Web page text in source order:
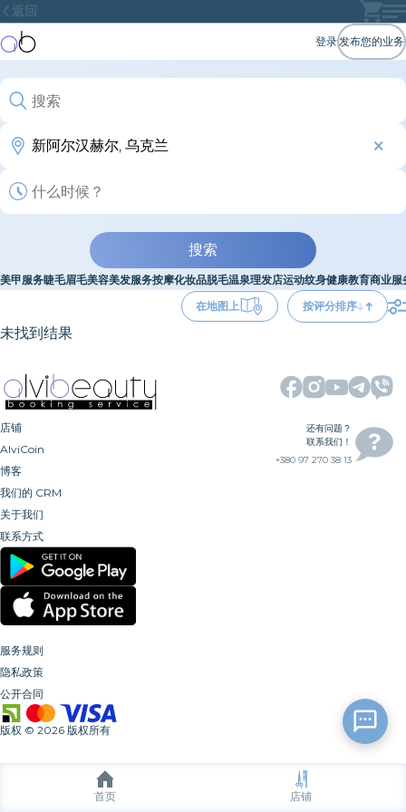
首页 店铺
返回
登录发布您的业务
搜索
美甲服务睫毛眉毛美容美发服务按摩化妆品脱毛温泉理发店运动纹身健康教育商业服
在地图上
按评分排序
未找到结果
店铺
AlviCoin
博客
我们的 CRM
关于我们
联系方式
还有问题？
联系我们！
+380 97 270 38 13
服务规则
隐私政策
公开合同
版权 © 2026 版权所有